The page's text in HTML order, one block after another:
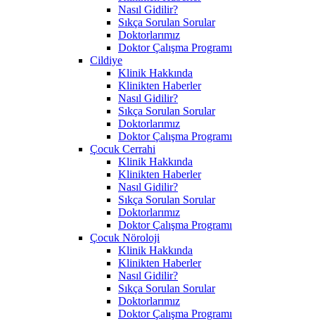
Nasıl Gidilir?
Sıkça Sorulan Sorular
Doktorlarımız
Doktor Çalışma Programı
Cildiye
Klinik Hakkında
Klinikten Haberler
Nasıl Gidilir?
Sıkça Sorulan Sorular
Doktorlarımız
Doktor Çalışma Programı
Çocuk Cerrahi
Klinik Hakkında
Klinikten Haberler
Nasıl Gidilir?
Sıkça Sorulan Sorular
Doktorlarımız
Doktor Çalışma Programı
Çocuk Nöroloji
Klinik Hakkında
Klinikten Haberler
Nasıl Gidilir?
Sıkça Sorulan Sorular
Doktorlarımız
Doktor Çalışma Programı